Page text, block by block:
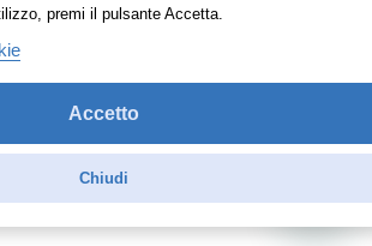
premi il pulsante Accetta.
Accetto
Chiudi